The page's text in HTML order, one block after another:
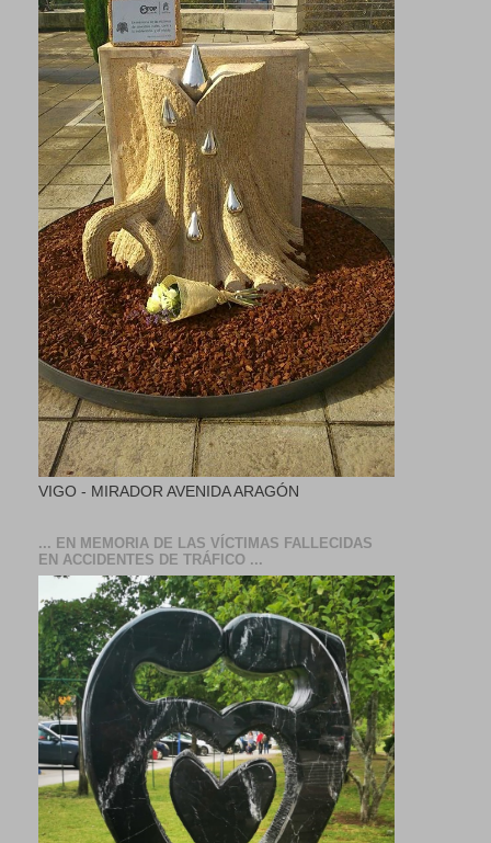
VIGO - MIRADOR AVENIDA ARAGÓN
... EN MEMORIA DE LAS VÍCTIMAS FALLECIDAS
EN ACCIDENTES DE TRÁFICO ...